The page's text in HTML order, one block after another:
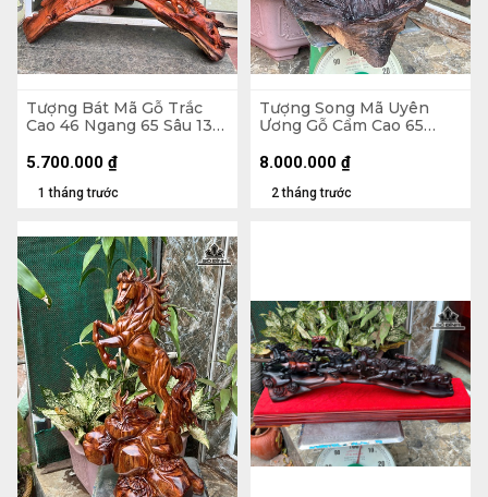
Tượng Bát Mã Gỗ Trắc
Cao 46 Ngang 65 Sâu 13
1 tháng trước
5.700.000 ₫
Tượng Song Mã Uyên
Ương Gỗ Cẩm Cao 65
2 tháng trước
8.000.000 ₫